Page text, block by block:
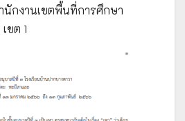
นักงานเขตพื้นที่การศึกษา
ขต 1